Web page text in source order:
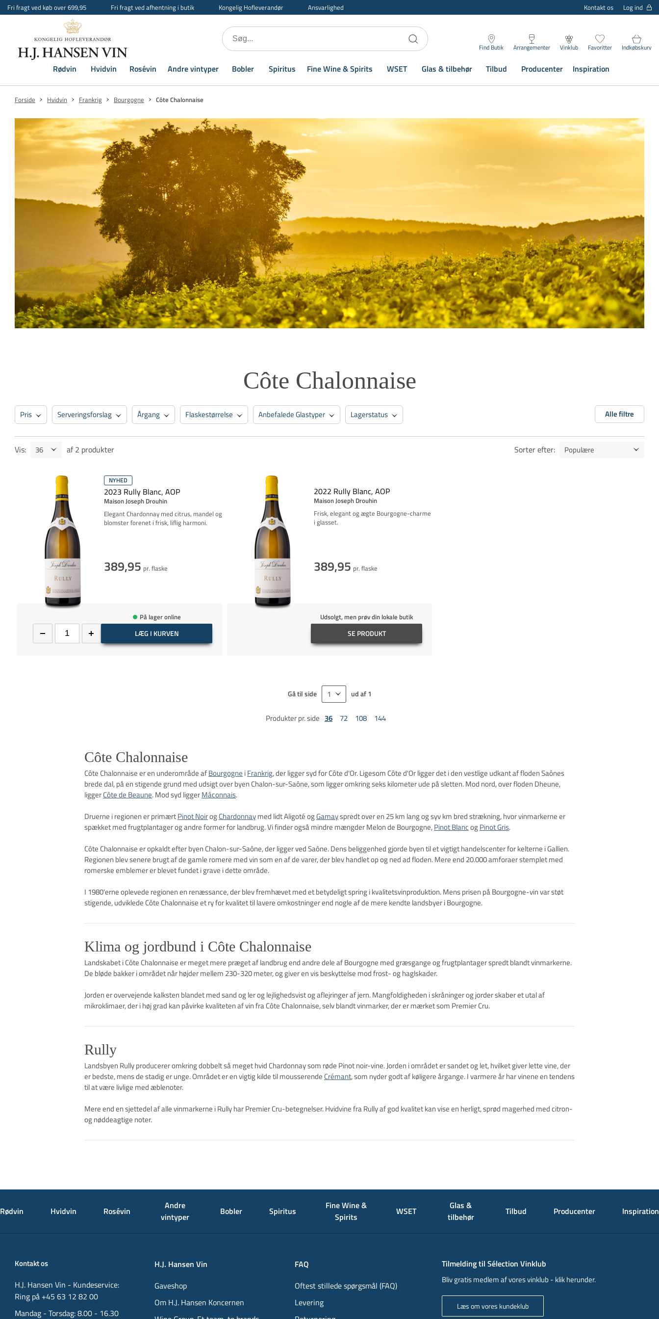
Fri fragt ved køb over 699,95 Fri fragt ved afhentning i butik Kongelig Hofleverandør Ansvarlighed Kontakt os Log ind
Find Butik Arrangementer Vinklub Favoritter Indkøbskurv
Rødvin Hvidvin Rosévin Andre vintyper Bobler Spiritus Fine Wine & Spirits WSET Glas & tilbehør Tilbud Producenter Inspiration
Forside Hvidvin Frankrig Bourgogne Côte Chalonnaise
Côte Chalonnaise
Pris Serveringsforslag Årgang Flaskestørrelse Anbefalede Glastyper Lagerstatus Alle filtre
Vis: af 2 produkter Sorter efter:
NYHED
2023 Rully Blanc, AOP
Maison Joseph Drouhin
Elegant Chardonnay med citrus, mandel og
blomster forenet i frisk, liflig harmoni.
389,95 pr. flaske
På lager online
LÆG I KURVEN
2022 Rully Blanc, AOP
Maison Joseph Drouhin
Frisk, elegant og ægte Bourgogne-charme
i glasset.
389,95 pr. flaske
Udsolgt, men prøv din lokale butik
SE PRODUKT
Gå til side ud af 1
Produkter pr. side 36 72 108 144
Côte Chalonnaise
Côte Chalonnaise er en underområde afBourgogne iFrankrig, der ligger syd for Côte d'Or. Ligesom Côte d'Or ligger det i den vestlige udkant af floden Saônes
brede dal, på en stigende grund med udsigt over byen Chalon-sur-Saône, som ligger omkring seks kilometer ude på sletten. Mod nord, over floden Dheune,
liggerCôte de Beaune. Mod syd liggerMâconnais.
Druerne i regionen er primærtPinot NoirogChardonnaymed lidt Aligoté ogGamayspredt over en 25 km lang og syv km bred strækning, hvor vinmarkerne er
spækket med frugtplantager og andre former for landbrug. Vi finder også mindre mængder Melon de Bourgogne,Pinot BlancogPinot Gris.
Côte Chalonnaise er opkaldt efter byen Chalon-sur-Saône, der ligger ved Saône. Dens beliggenhed gjorde byen til et vigtigt handelscenter for kelterne i Gallien.
Regionen blev senere brugt af de gamle romere med vin som en af ​​de varer, der blev handlet op og ned ad floden. Mere end 20.000 amforaer stemplet med
romerske emblemer er blevet fundet i grave i dette område.
I 1980'erne oplevede regionen en renæssance, der blev fremhævet med et betydeligt spring i kvalitetsvinproduktion. Mens prisen på Bourgogne-vin var støt
stigende, udviklede Côte Chalonnaise et ry for kvalitet til lavere omkostninger end nogle af de mere kendte landsbyer i Bourgogne.
Klima og jordbund i Côte Chalonnaise
Landskabet i Côte Chalonnaise er meget mere præget af landbrug end andre dele af Bourgogne med græsgange og frugtplantager spredt blandt vinmarkerne.
De bløde bakker i området når højder mellem 230-320 meter, og giver en vis beskyttelse mod frost- og haglskader.
Jorden er overvejende kalksten blandet med sand og ler og lejlighedsvist og aflejringer af jern. Mangfoldigheden i skråninger og jorder skaber et utal af
mikroklimaer, der i høj grad kan påvirke kvaliteten af vin fra Côte Chalonnaise, selv blandt vinmarker, der er mærket som Premier Cru.
Rully
Landsbyen Rully producerer omkring dobbelt så meget hvid Chardonnay som røde Pinot noir-vine. Jorden i området er sandet og let, hvilket giver lette vine, der
er bedste, mens de stadig er unge. Området er en vigtig kilde til mousserende Crémant, som nyder godt af køligere årgange. I varmere år har vinene en tendens
til at være livlige med æblenoter.
Mere end en sjettedel af alle vinmarkerne i Rully har Premier Cru-betegnelser. Hvidvine fra Rully af god kvalitet kan vise en herligt, sprød magerhed med citron-
og nøddeagtige noter.
Rødvin Hvidvin Rosévin
Andre
vintyper
Bobler Spiritus
Fine Wine &
Spirits
WSET
Glas &
tilbehør
Tilbud Producenter Inspiration
Kontakt os
H.J. Hansen Vin - Kundeservice:
Ring på +45 63 12 82 00
Mandag - Torsdag: 8.00 - 16.30
H.J. Hansen Vin
Gaveshop
Om H.J. Hansen Koncernen
FAQ
Oftest stillede spørgsmål (FAQ)
Levering
Tilmelding til Sélection Vinklub
Bliv gratis medlem af vores vinklub - klik herunder.
Læs om vores kundeklub